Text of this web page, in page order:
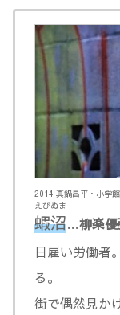
2014 真鍋昌平・小学
蝦沼
えびぬま
…柳楽
日雇い労働者
る。
街で偶然見か